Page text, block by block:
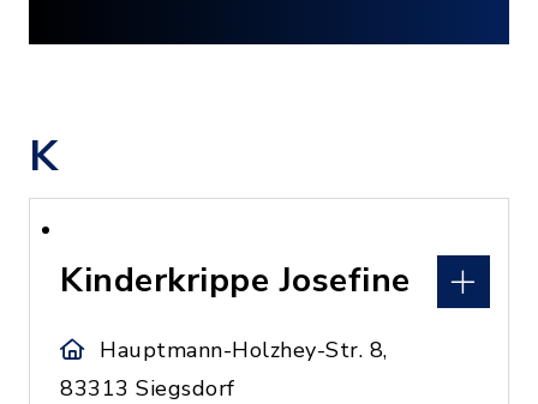
K
Kinderkrippe Josefine
Hauptmann-Holzhey-Str. 8,
83313 Siegsdorf